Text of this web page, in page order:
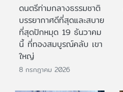
ดนตรีท่ามกลางธรรมชาติ
บรรยากาศดีที่สุดและสบาย
ที่สุดปักหมุด 19 ธันวาคม
นี้ ที่ทองสมบูรณ์คลับ เขา
ใหญ่
8 กรกฎาคม 2026